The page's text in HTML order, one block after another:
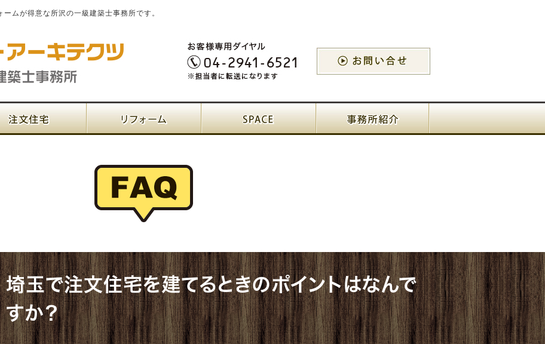
ムが得意な所沢の一級建築士事務所です。
埼玉で注文住宅を建てるときのポイントはなんで
すか？